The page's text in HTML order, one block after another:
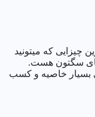
چیزایی که میتونید
سگتون هست.
بسیار خاصیه و کسب